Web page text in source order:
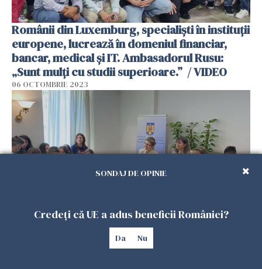
Românii din Luxemburg, specialiști în instituții
europene, lucrează în domeniul financiar,
bancar, medical și IT. Ambasadorul Rusu:
„Sunt mulți cu studii superioare.” / VIDEO
06 OCTOMBRIE 2023
Câți români trăiesc în Luxemburg și cu ce se
ocupă aceștia. Ambasadorul Livia Rusu: "Ceea
SONDAJ DE OPINIE
Credeți că UE a adus beneficii României?
Da Nu